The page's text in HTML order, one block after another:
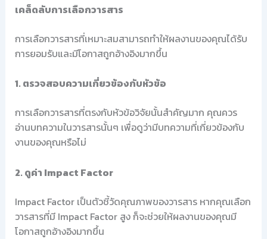
เคล็ดลับการเลือกวารสาร
การเลือกวารสารที่เหมาะสมสามารถทำให้ผลงานของคุณได้รับ
การยอมรับและมีโอกาสถูกอ้างอิงมากขึ้น
1. ตรวจสอบความเกี่ยวข้องกับหัวข้อ
การเลือกวารสารที่ตรงกับหัวข้อวิจัยนั้นสำคัญมาก คุณควร
อ่านบทความในวารสารนั้นๆ เพื่อดูว่ามีบทความที่เกี่ยวข้องกับ
งานของคุณหรือไม่
2. ดูค่า Impact Factor
Impact Factor เป็นตัวชี้วัดคุณภาพของวารสาร หากคุณเลือก
วารสารที่มี Impact Factor สูง ก็จะช่วยให้ผลงานของคุณมี
โอกาสถูกอ้างอิงมากขึ้น